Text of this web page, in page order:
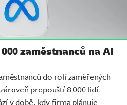
zaměstnanců na AI
do rolí zaměřených
propouští 8 000 lidí.
v době, kdy firma plánuje